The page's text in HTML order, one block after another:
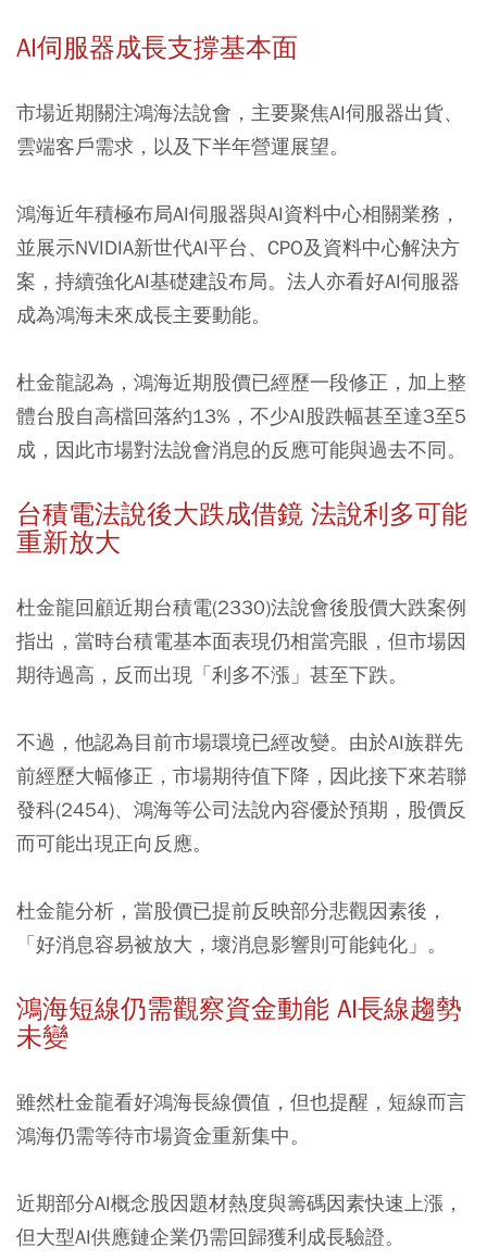
AI伺服器成長支撐基本面
市場近期關注鴻海法說會，主要聚焦AI伺服器出貨、
雲端客戶需求，以及下半年營運展望。
鴻海近年積極布局AI伺服器與AI資料中心相關業務，
並展示NVIDIA新世代AI平台、CPO及資料中心解決方
案，持續強化AI基礎建設布局。法人亦看好AI伺服器
成為鴻海未來成長主要動能。
杜金龍認為，鴻海近期股價已經歷一段修正，加上整
體台股自高檔回落約13%，不少AI股跌幅甚至達3至5
成，因此市場對法說會消息的反應可能與過去不同。
台積電法說後大跌成借鏡 法說利多可能
重新放大
杜金龍回顧近期台積電(2330)法說會後股價大跌案例
指出，當時台積電基本面表現仍相當亮眼，但市場因
期待過高，反而出現「利多不漲」甚至下跌。
不過，他認為目前市場環境已經改變。由於AI族群先
前經歷大幅修正，市場期待值下降，因此接下來若聯
發科(2454)、鴻海等公司法說內容優於預期，股價反
而可能出現正向反應。
杜金龍分析，當股價已提前反映部分悲觀因素後，
「好消息容易被放大，壞消息影響則可能鈍化」。
鴻海短線仍需觀察資金動能 AI長線趨勢
未變
雖然杜金龍看好鴻海長線價值，但也提醒，短線而言
鴻海仍需等待市場資金重新集中。
近期部分AI概念股因題材熱度與籌碼因素快速上漲，
但大型AI供應鏈企業仍需回歸獲利成長驗證。